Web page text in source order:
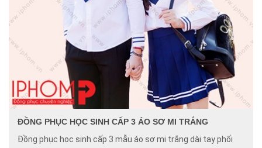
ĐỒNG PHỤC HỌC SINH CẤP 3 ÁO SƠ MI TRẮNG
Đồng phục học sinh cấp 3 mẫu áo sơ mi trắng dài tay phối